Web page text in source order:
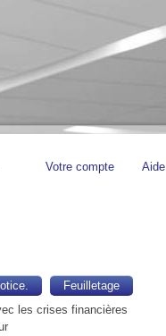
Votre compte Aide
Feuilletage
les crises financières